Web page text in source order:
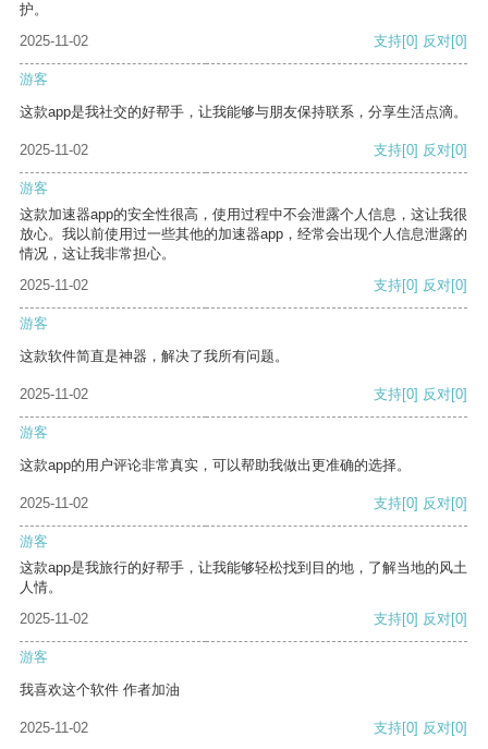
护。
2025-11-02
支持[0] 反对[0]
游客
这款app是我社交的好帮手，让我能够与朋友保持联系，分享生活点滴。
2025-11-02 支持[0] 反对[0]
游客
这款加速器app的安全性很高，使用过程中不会泄露个人信息，这让我很
放心。我以前使用过一些其他的加速器app，经常会出现个人信息泄露的
情况，这让我非常担心。
2025-11-02
支持[0] 反对[0]
游客
这款软件简直是神器，解决了我所有问题。
2025-11-02 支持[0] 反对[0]
游客
这款app的用户评论非常真实，可以帮助我做出更准确的选择。
2025-11-02 支持[0] 反对[0]
游客
这款app是我旅行的好帮手，让我能够轻松找到目的地，了解当地的风土
人情。
2025-11-02
支持[0] 反对[0]
游客
我喜欢这个软件 作者加油
2025-11-02 支持[0] 反对[0]